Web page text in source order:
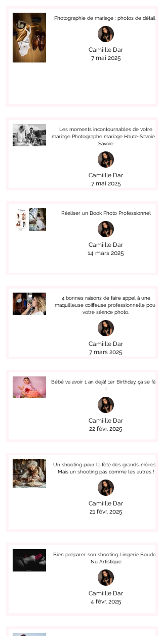
Photographie de mariage : photos de détails
Camiille Dar
7 mai 2025
Les moments incontournables de votre
mariage Photographe mariage Haute-Savoie &
Savoie
Camiille Dar
7 mai 2025
Réaliser un Book Photo Professionnel
Camiille Dar
14 mars 2025
4 bonnes raisons de faire appel à une
maquilleuse coiffeuse professionnelle pour
votre séance photo.
Camiille Dar
7 mars 2025
Bébé va avoir 1 an déjà! 1er Birthday, ça se fête
!
Camiille Dar
22 févr. 2025
Un shooting pour la fête des grands-mères !
Mais un shooting pas comme les autres !
Camiille Dar
21 févr. 2025
Bien préparer son shooting Lingerie Boudoir
Nu Artistique
Camiille Dar
4 févr. 2025